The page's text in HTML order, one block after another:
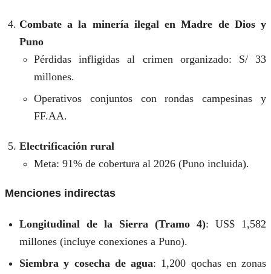
Combate a la minería ilegal en Madre de Dios y
Puno
Pérdidas infligidas al crimen organizado: S/ 33
millones.
Operativos conjuntos con rondas campesinas y
FF.AA.
Electrificación rural
Meta: 91% de cobertura al 2026 (Puno incluida).
Menciones indirectas
Longitudinal de la Sierra (Tramo 4): US$ 1,582
millones (incluye conexiones a Puno).
Siembra y cosecha de agua: 1,200 qochas en zonas